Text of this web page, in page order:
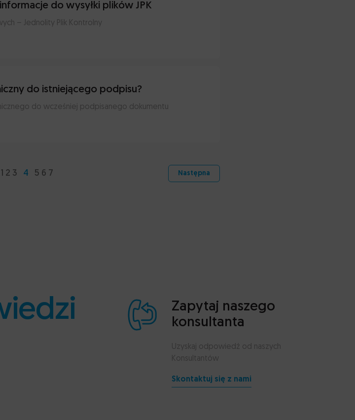
do wysyłki plików JPK
– Jednolity Plik Kontrolny
do istniejącego podpisu?
do wcześniej podpisanego dokumentu
1 2 3 4 5 6 7 Następna
Zapytaj naszego
konsultanta
Uzyskaj odpowiedź od naszych
Konsultantów
Skontaktuj się z nami